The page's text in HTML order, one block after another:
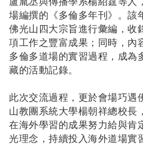
場編撰的《多倫多年刊》。該
佛光山四大宗旨進行彙編，收
項工作之豐富成果；同時，內
多倫多道場的實習過程，成為
藏的活動記錄。
此次交流過程，更於會場巧遇
山教團系統大學楊朝祥總校長
在海外學習的成果努力給與肯
光理念，持續投入海外道場實